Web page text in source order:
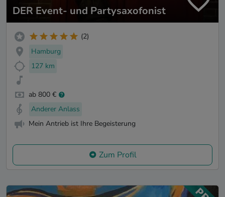
DER Event- und Partysaxofonist
(2)
Hamburg
127 km
ab 800 €
Anderer Anlass
Mein Antrieb ist Ihre Begeisterung
Zum Profil